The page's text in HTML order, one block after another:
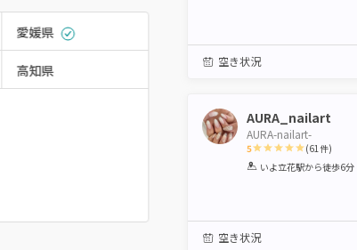
愛媛県
高知県 エリアから選ぶ
空き状況
AURA_nailart
AURA-nailart-
5
1 2 3 4 5
(61 件)
いよ立花駅から徒歩6分
空き状況